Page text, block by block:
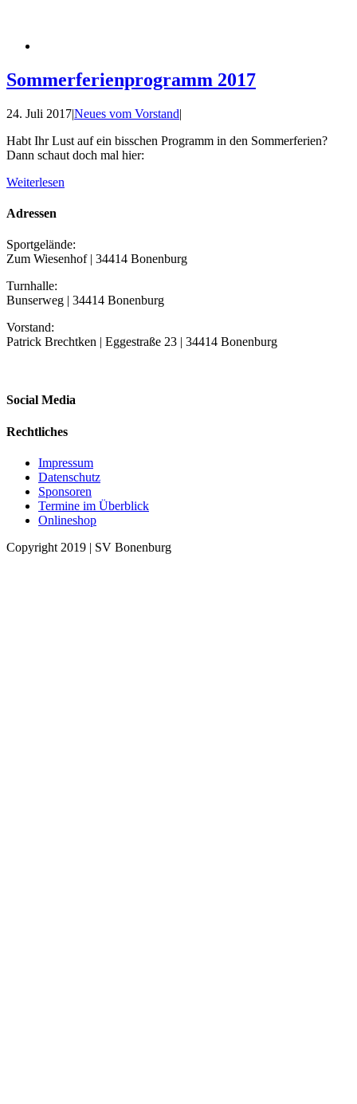
Sommerferienprogramm 2017
24. Juli 2017|Neues vom Vorstand|
Habt Ihr Lust auf ein bisschen Programm in den Sommerferien?
Dann schaut doch mal hier:
Weiterlesen
Adressen
Sportgelände:
Zum Wiesenhof | 34414 Bonenburg
Turnhalle:
Bunserweg | 34414 Bonenburg
Vorstand:
Patrick Brechtken | Eggestraße 23 | 34414 Bonenburg
Social Media
Rechtliches
Impressum
Datenschutz
Sponsoren
Termine im Überblick
Onlineshop
Copyright 2019 | SV Bonenburg